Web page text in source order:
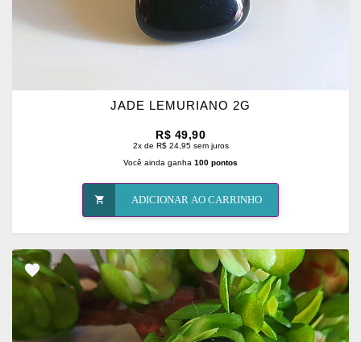
JADE LEMURIANO 2G
R$ 49,90
2x de R$ 24,95 sem juros
Você ainda ganha 100 pontos
ADICIONAR AO CARRINHO
ADICIONAR